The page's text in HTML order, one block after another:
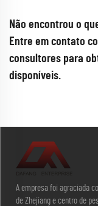
Não encontrou o
Entre em contato
consultores para
disponíveis.
A empresa foi agraciada
de Zhejiang e centro de